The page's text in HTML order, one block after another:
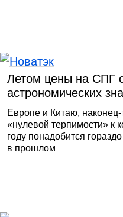
Летом цены на СПГ
астрономических
Европе и Китаю,
«нулевой терпимости» к
году понадобится
в прошлом